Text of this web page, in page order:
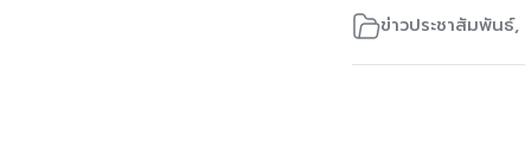
ข่าวประชาสัมพันธ์,